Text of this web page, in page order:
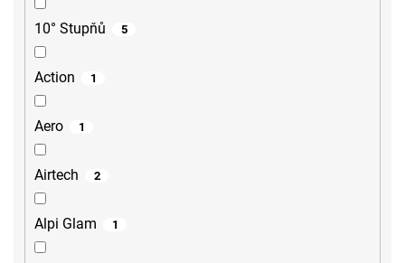
10° Stupňů 5
Action 1
Aero 1
Airtech 2
Alpi Glam 1